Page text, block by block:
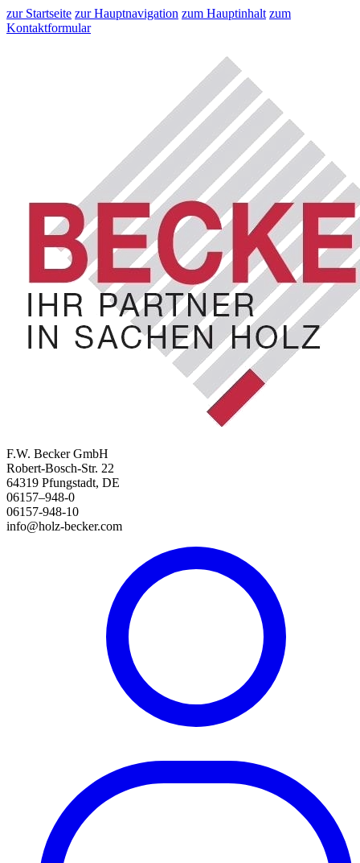
zur Startseite zur Hauptnavigation zum Hauptinhalt zum
Kontaktformular
F.W. Becker GmbH
Robert-Bosch-Str. 22
64319 Pfungstadt, DE
06157–948-0
06157-948-10
info@holz-becker.com